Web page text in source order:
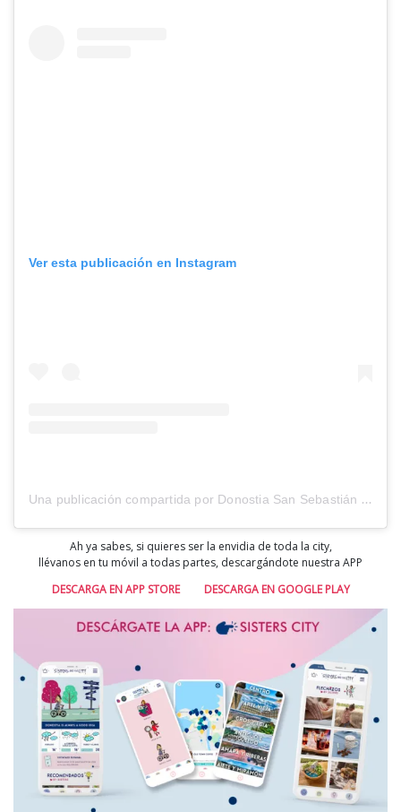
Ver esta publicación en Instagram
Una publicación compartida por Donostia San Sebastián (@sistersandthecity)
Ah ya sabes, si quieres ser la envidia de toda la city,
llévanos en tu móvil a todas partes, descargándote nuestra APP
DESCARGA EN APP STORE
DESCARGA EN GOOGLE PLAY